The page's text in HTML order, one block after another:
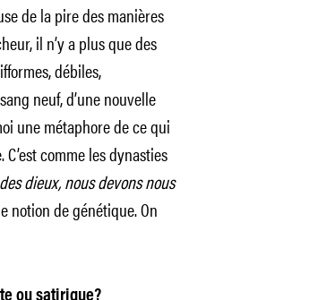
de la pire des manières
il n’y a plus que des
débiles,
neuf, d’une nouvelle
une métaphore de ce qui
comme les dynasties
dieux, nous devons nous
notion de génétique. On
ou satirique?